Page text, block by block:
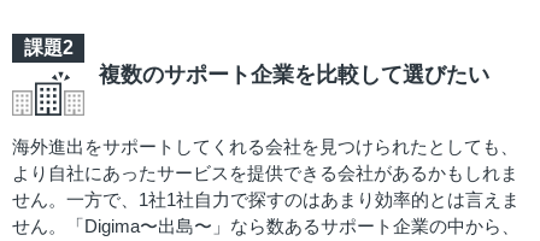
複数のサポート企業を比較して選びたい
海外進出をサポートしてくれる会社を見つけられたとしても、
より自社にあったサービスを提供できる会社があるかもしれま
せん。一方で、1社1社自力で探すのはあまり効率的とは言えま
せん。「Digima〜出島〜」なら数あるサポート企業の中から、